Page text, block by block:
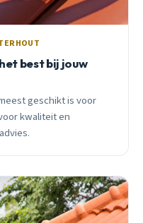
best bij jouw
geschikt is voor
kwaliteit en